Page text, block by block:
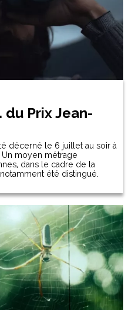
Prix Jean-
décerné le 6 juillet au soir à
Un moyen métrage
dans le cadre de la
été distingué.